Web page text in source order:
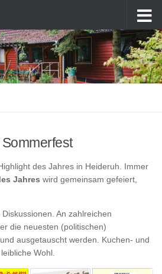
des Jahres in Heideruh. Immer
Jahres wird gemeinsam gefeiert,
An zahlreichen
die neuesten (politischen)
ausgetauscht werden. Kuchen- und
Wohl.